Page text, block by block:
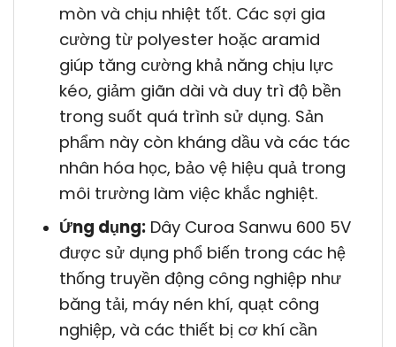
mòn và chịu nhiệt tốt. Các sợi gia
cường từ polyester hoặc aramid
giúp tăng cường khả năng chịu lực
kéo, giảm giãn dài và duy trì độ bền
trong suốt quá trình sử dụng. Sản
phẩm này còn kháng dầu và các tác
nhân hóa học, bảo vệ hiệu quả trong
môi trường làm việc khắc nghiệt.
Ứng dụng:Dây Curoa Sanwu 600 5V
được sử dụng phổ biến trong các hệ
thống truyền động công nghiệp như
băng tải, máy nén khí, quạt công
nghiệp, và các thiết bị cơ khí cần